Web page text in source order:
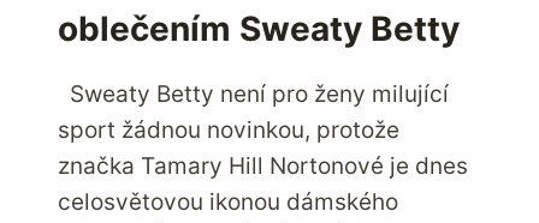
oblečením Sweaty Betty
Sweaty Betty není pro ženy milující
sport žádnou novinkou, protože
značka Tamary Hill Nortonové je dnes
celosvětovou ikonou dámského